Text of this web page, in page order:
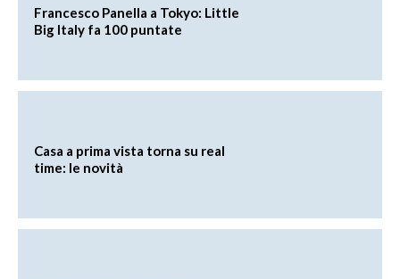
Francesco Panella a Tokyo: Little
Big Italy fa 100 puntate
Casa a prima vista torna su real
time: le novità